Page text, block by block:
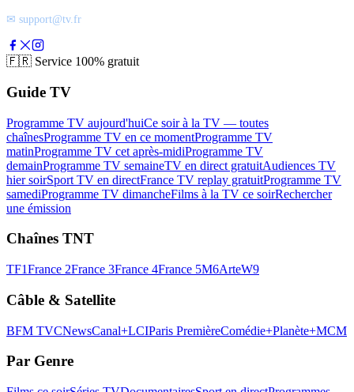
✉ support@tv.fr
🇫🇷 Service 100% gratuit
Guide TV
Programme TV aujourd'huiCe soir à la TV — toutes
chaînesProgramme TV en ce momentProgramme TV
matinProgramme TV cet après-midiProgramme TV
demainProgramme TV semaineTV en direct gratuitAudiences TV
hier soirSport TV en directFrance TV replay gratuitProgramme TV
samediProgramme TV dimancheFilms à la TV ce soirRechercher
une émission
Chaînes TNT
TF1France 2France 3France 4France 5M6ArteW9
Câble & Satellite
BFM TVCNewsCanal+LCIParis PremièreComédie+Planète+MCM
Par Genre